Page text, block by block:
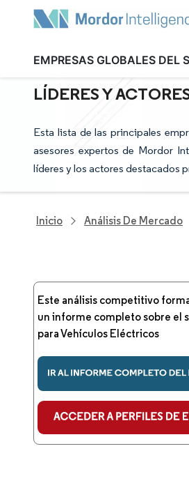
PRINCIPALES
LÍDERES Y
Esta lista de las principales
asesores expertos de Mordor
líderes y los actores destacados
Inicio Análisis De Mercado
Este análisis competitivo
un informe completo sobre el
para Vehículos Eléctricos
EMPRESAS GLOBALES DEL